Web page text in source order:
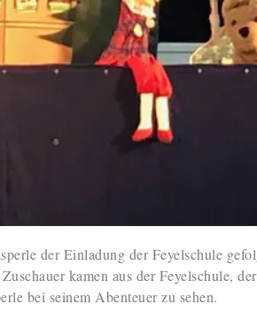
der Einladung der Feyelschule
kamen aus der Feyelschule,
bei seinem Abenteuer zu sehen.